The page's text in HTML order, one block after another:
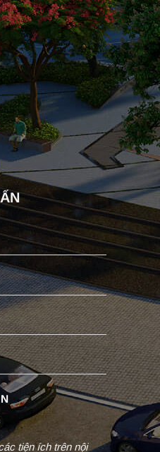
tiện ích trên nội